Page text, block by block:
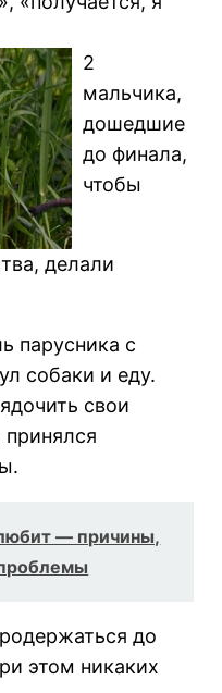
2
мальчика,
дошедшие
до финала,
чтобы
делали
парусника с
собаки и еду.
свои
— причины,
до
этом никаких